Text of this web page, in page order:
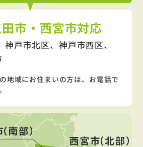
市・西宮市対応
戸市北区、神戸市西区、
地域にお住まいの方は、お電話で